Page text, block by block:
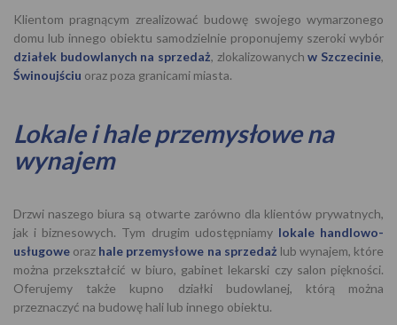
Klientom pragnącym zrealizować budowę swojego wymarzonego
domu lub innego obiektu samodzielnie proponujemy szeroki wybór
działek budowlanych na sprzedaż, zlokalizowanychw Szczecinie,
Świnoujściu oraz poza granicami miasta.
Lokale i hale przemysłowe na
wynajem
Drzwi naszego biura są otwarte zarówno dla klientów prywatnych,
jak i biznesowych. Tym drugim udostępniamy lokale handlowo-
usługowe oraz hale przemysłowe na sprzedaż lub wynajem, które
można przekształcić w biuro, gabinet lekarski czy salon piękności.
Oferujemy także kupno działki budowlanej, którą można
przeznaczyć na budowę hali lub innego obiektu.